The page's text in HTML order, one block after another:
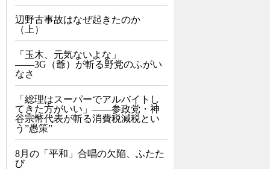
辺野古事故はなぜ起きたのか
（上）
「玉木、元気ないよな」
――3G（爺）が斬る野党のふがい
なさ
「総理はスーパーでアルバイトし
てきた方がいい」――参政党・神
谷宗幣代表が斬る消費税減税とい
う”愚策”
8月の「平和」合唱の欠陥、ふたた
び